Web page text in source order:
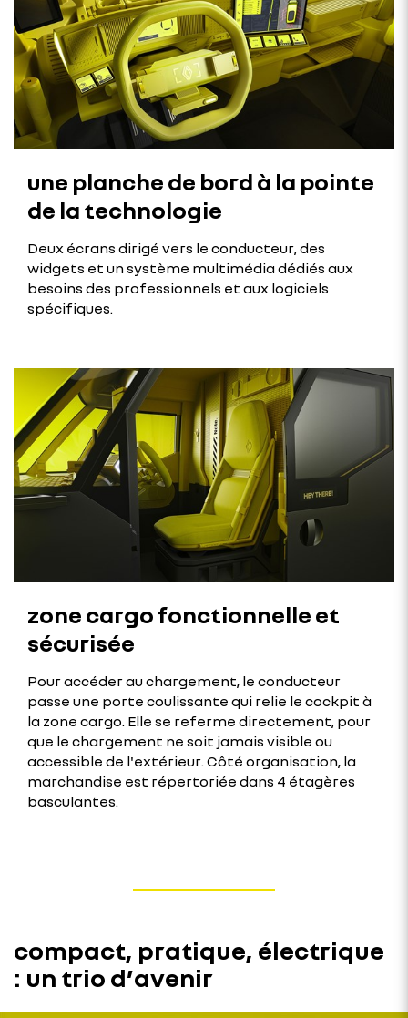
une planche de bord à la pointe
de la technologie
Deux écrans dirigé vers le conducteur, des
widgets et un système multimédia dédiés aux
besoins des professionnels et aux logiciels
spécifiques.
zone cargo fonctionnelle et
sécurisée
Pour accéder au chargement, le conducteur
passe une porte coulissante qui relie le cockpit à
la zone cargo. Elle se referme directement, pour
que le chargement ne soit jamais visible ou
accessible de l'extérieur. Côté organisation, la
marchandise est répertoriée dans 4 étagères
basculantes.
compact, pratique, électrique
: un trio d’avenir